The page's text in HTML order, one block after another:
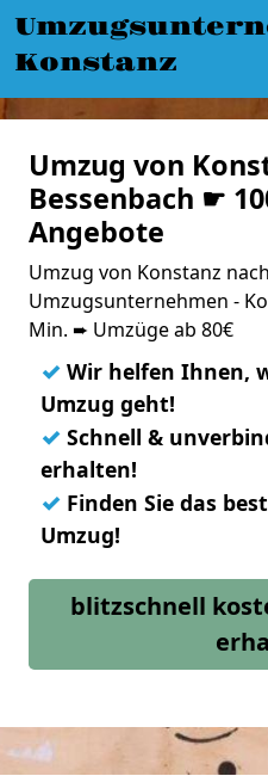
Konstanz
Umzug von
Bessenbach ☛
Angebote
Umzug von Konstanz
Umzugsunternehmen -
Min. ➨ Umzüge ab 80€
✓ Wir helfen Ihnen,
Umzug geht!
✓ Schnell &
erhalten!
✓ Finden Sie das
Umzug!
blitzschnell